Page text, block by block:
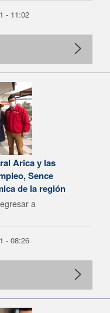
- 11:02
Arica y las
Sence
de la región
a
- 08:26